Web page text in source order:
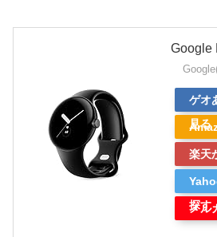
Google
ゲオ
見る
楽天
探す
メル